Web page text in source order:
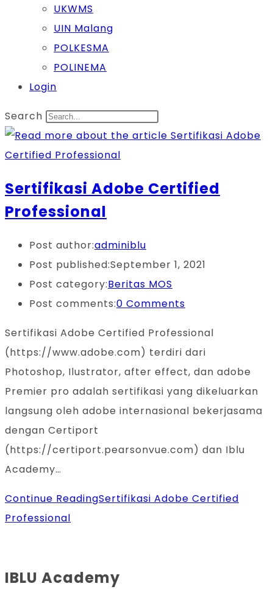
UKWMS
UIN Malang
POLKESMA
POLINEMA
Login
Search
Sertifikasi Adobe Certified
Professional
Post author:adminiblu
Post published:September 1, 2021
Post category:Beritas MOS
Post comments:0 Comments
Sertifikasi Adobe Certified Professional
(https://www.adobe.com) terdiri dari
Photoshop, Ilustrator, after effect, dan adobe
Premier pro adalah sertifikasi yang dikeluarkan
langsung oleh adobe internasional bekerjasama
dengan Certiport
(https://certiport.pearsonvue.com) dan Iblu
Academy…
Continue ReadingSertifikasi Adobe Certified
Professional
IBLU Academy